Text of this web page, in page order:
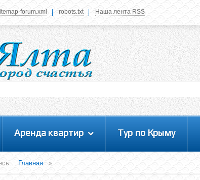
просматривать данное меню,
войдите на сайт под своим
зарегестрируйтесь! Это позволит
всеми функциями нашего
forum.xml robots.txt Наша лента RSS
Аренда квартир Тур по Крыму
Главная »